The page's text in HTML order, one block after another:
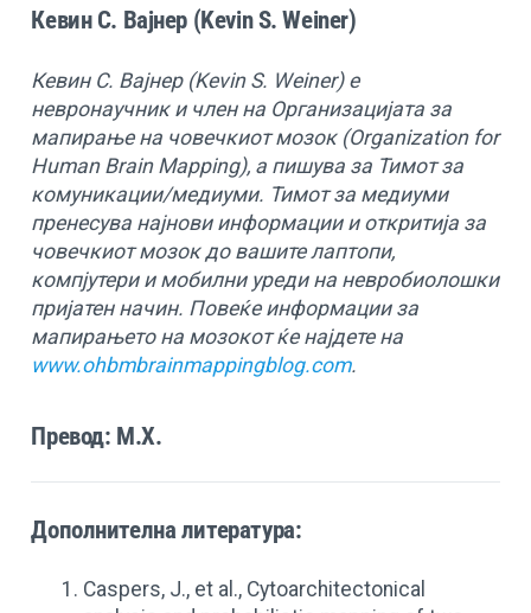
Кевин С. Вајнер (Kevin S. Weiner)
Кевин С. Вајнер (Kevin S. Weiner) е
невронаучник и член на Организацијата за
мапирање на човечкиот мозок (Organization for
Human Brain Mapping), а пишува за Тимот за
комуникации/медиуми. Тимот за медиуми
пренесува најнови информации и откритија за
човечкиот мозок до вашите лаптопи,
компјутери и мобилни уреди на невробиолошки
пријатен начин. Повеќе информации за
мапирањето на мозокот ќе најдете на
www.ohbmbrainmappingblog.com.
Превод: М.Х.
Дополнителна литература:
Caspers, J., et al., Cytoarchitectonical